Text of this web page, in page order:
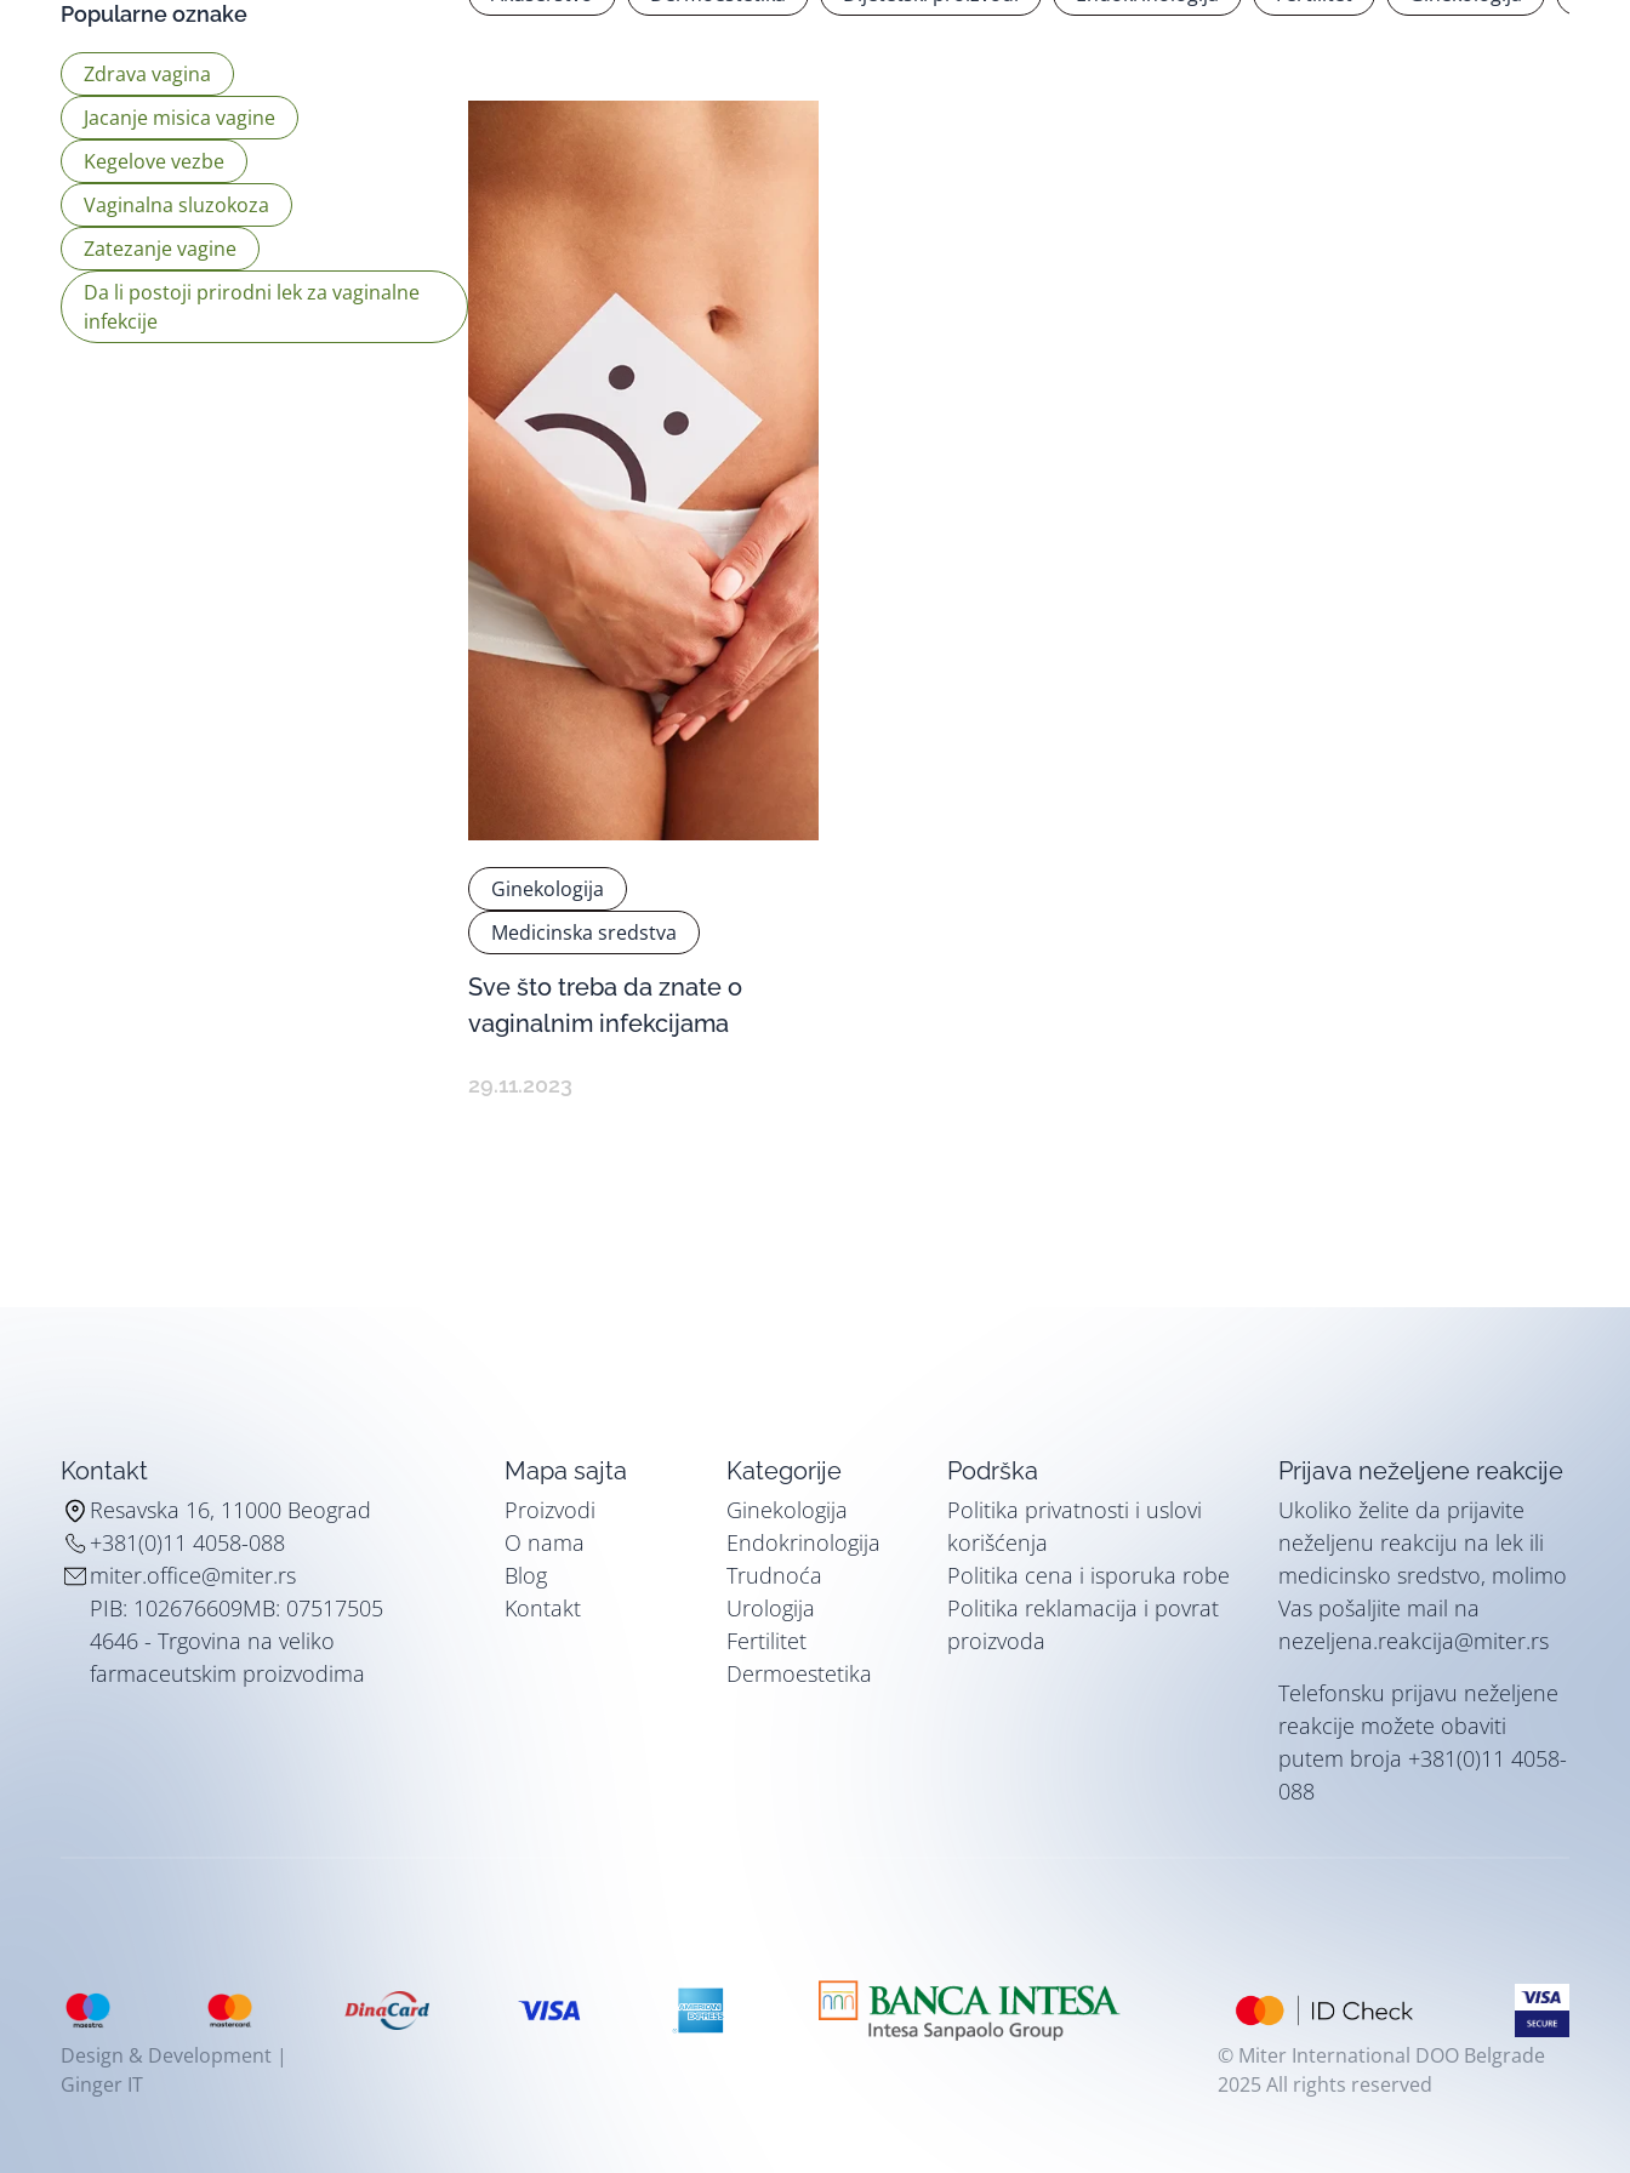
Popularne oznake
Zdrava vagina
Jacanje misica vagine
Kegelove vezbe
Vaginalna sluzokoza
Zatezanje vagine
Da li postoji prirodni lek za vaginalne
infekcije
Ginekologija
Medicinska sredstva
Sve što treba da znate o
vaginalnim infekcijama
29.11.2023
Kontakt
Resavska 16, 11000 Beograd
+381(0)11 4058-088
miter.office@miter.rs
PIB: 102676609MB: 07517505
4646 - Trgovina na veliko
farmaceutskim proizvodima
Mapa sajta
Proizvodi
O nama
Blog
Kontakt
Kategorije
Ginekologija
Endokrinologija
Trudnoća
Urologija
Fertilitet
Dermoestetika
Podrška
Politika privatnosti i uslovi
korišćenja
Politika cena i isporuka robe
Politika reklamacija i povrat
proizvoda
Prijava neželjene reakcije
Ukoliko želite da prijavite
neželjenu reakciju na lek ili
medicinsko sredstvo, molimo
Vas pošaljite mail na
nezeljena.reakcija@miter.rs
Telefonsku prijavu neželjene
reakcije možete obaviti
putem broja +381(0)11 4058-
088
Design & Development |
Ginger IT
© Miter International DOO Belgrade
2025 All rights reserved